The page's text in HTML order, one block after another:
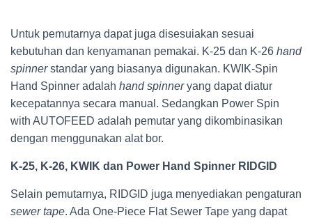
Untuk pemutarnya dapat juga disesuiakan sesuai
kebutuhan dan kenyamanan pemakai. K-25 dan K-26 hand
spinnerstandar yang biasanya digunakan. KWIK-Spin
Hand Spinner adalah hand spinneryang dapat diatur
kecepatannya secara manual. Sedangkan Power Spin
with AUTOFEED adalah pemutar yang dikombinasikan
dengan menggunakan alat bor.
K-25, K-26, KWIK dan Power Hand Spinner RIDGID
Selain pemutarnya, RIDGID juga menyediakan pengaturan
sewer tape. Ada One-Piece Flat Sewer Tape yang dapat